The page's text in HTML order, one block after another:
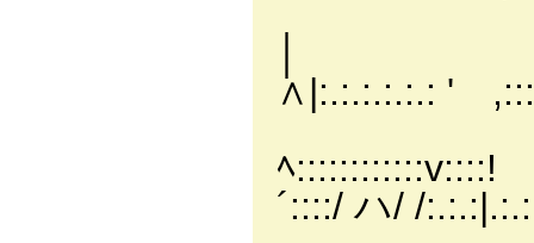
∧|:.:.:.:.:.: '
ﾍ
´::::/ ハ/ /